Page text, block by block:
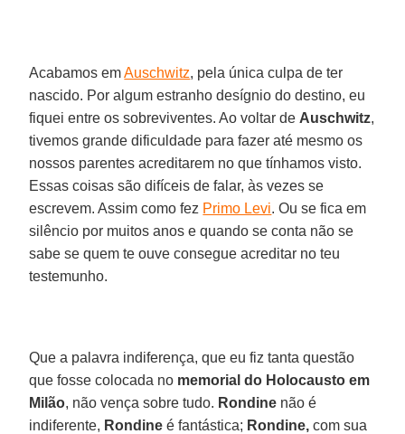
Acabamos emAuschwitz, pela única culpa de ter
nascido. Por algum estranho desígnio do destino, eu
fiquei entre os sobreviventes. Ao voltar de Auschwitz,
tivemos grande dificuldade para fazer até mesmo os
nossos parentes acreditarem no que tínhamos visto.
Essas coisas são difíceis de falar, às vezes se
escrevem. Assim como fez Primo Levi. Ou se fica em
silêncio por muitos anos e quando se conta não se
sabe se quem te ouve consegue acreditar no teu
testemunho.
Que a palavra indiferença, que eu fiz tanta questão
que fosse colocada no memorial do Holocausto em
Milão, não vença sobre tudo. Rondine não é
indiferente, Rondine é fantástica; Rondine, com sua